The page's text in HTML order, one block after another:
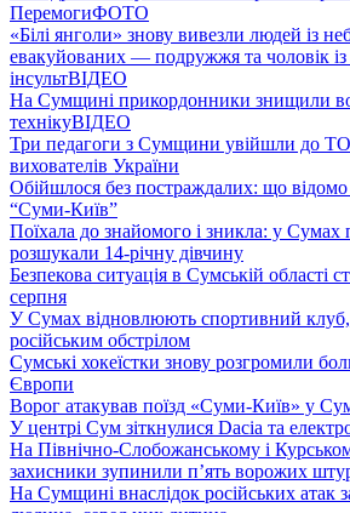
ПеремогиФОТО
«Білі янголи» знову вивезли людей із
евакуйованих — подружжя та чоловік із
інсультВІДЕО
На Сумщині прикордонники знищили
технікуВІДЕО
Три педагоги з Сумщини увійшли до
вихователів України
Обійшлося без постраждалих: що
“Суми-Київ”
Поїхала до знайомого і зникла: у Сумах
розшукали 14-річну дівчину
Безпекова ситуація в Сумській області
серпня
У Сумах відновлюють спортивний
російським обстрілом
Сумські хокеїстки знову розгромили
Європи
Ворог атакував поїзд «Суми-Київ» у
У центрі Сум зіткнулися Dacia та
На Північно-Слобожанському і
захисники зупинили п’ять ворожих
На Сумщині внаслідок російських атак